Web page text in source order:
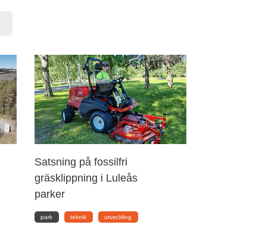
Satsning på fossilfri
gräsklippning i Luleås
parker
park teknik utveckling